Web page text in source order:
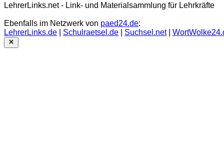
LehrerLinks.net - Link- und Materialsammlung für Lehrkräfte
Ebenfalls im Netzwerk von paed24.de:
LehrerLinks.de
Schulraetsel.de Suchsel.net|
Close